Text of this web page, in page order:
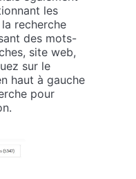
les
recherche
des mots-
site web,
sur le
haut à gauche
pour